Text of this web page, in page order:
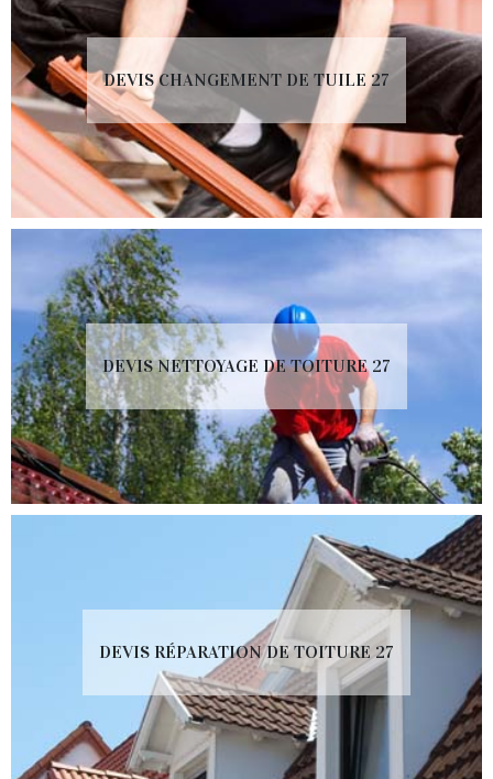
DEVIS CHANGEMENT DE TUILE 27
DEVIS NETTOYAGE DE TOITURE 27
DEVIS RÉPARATION DE TOITURE 27